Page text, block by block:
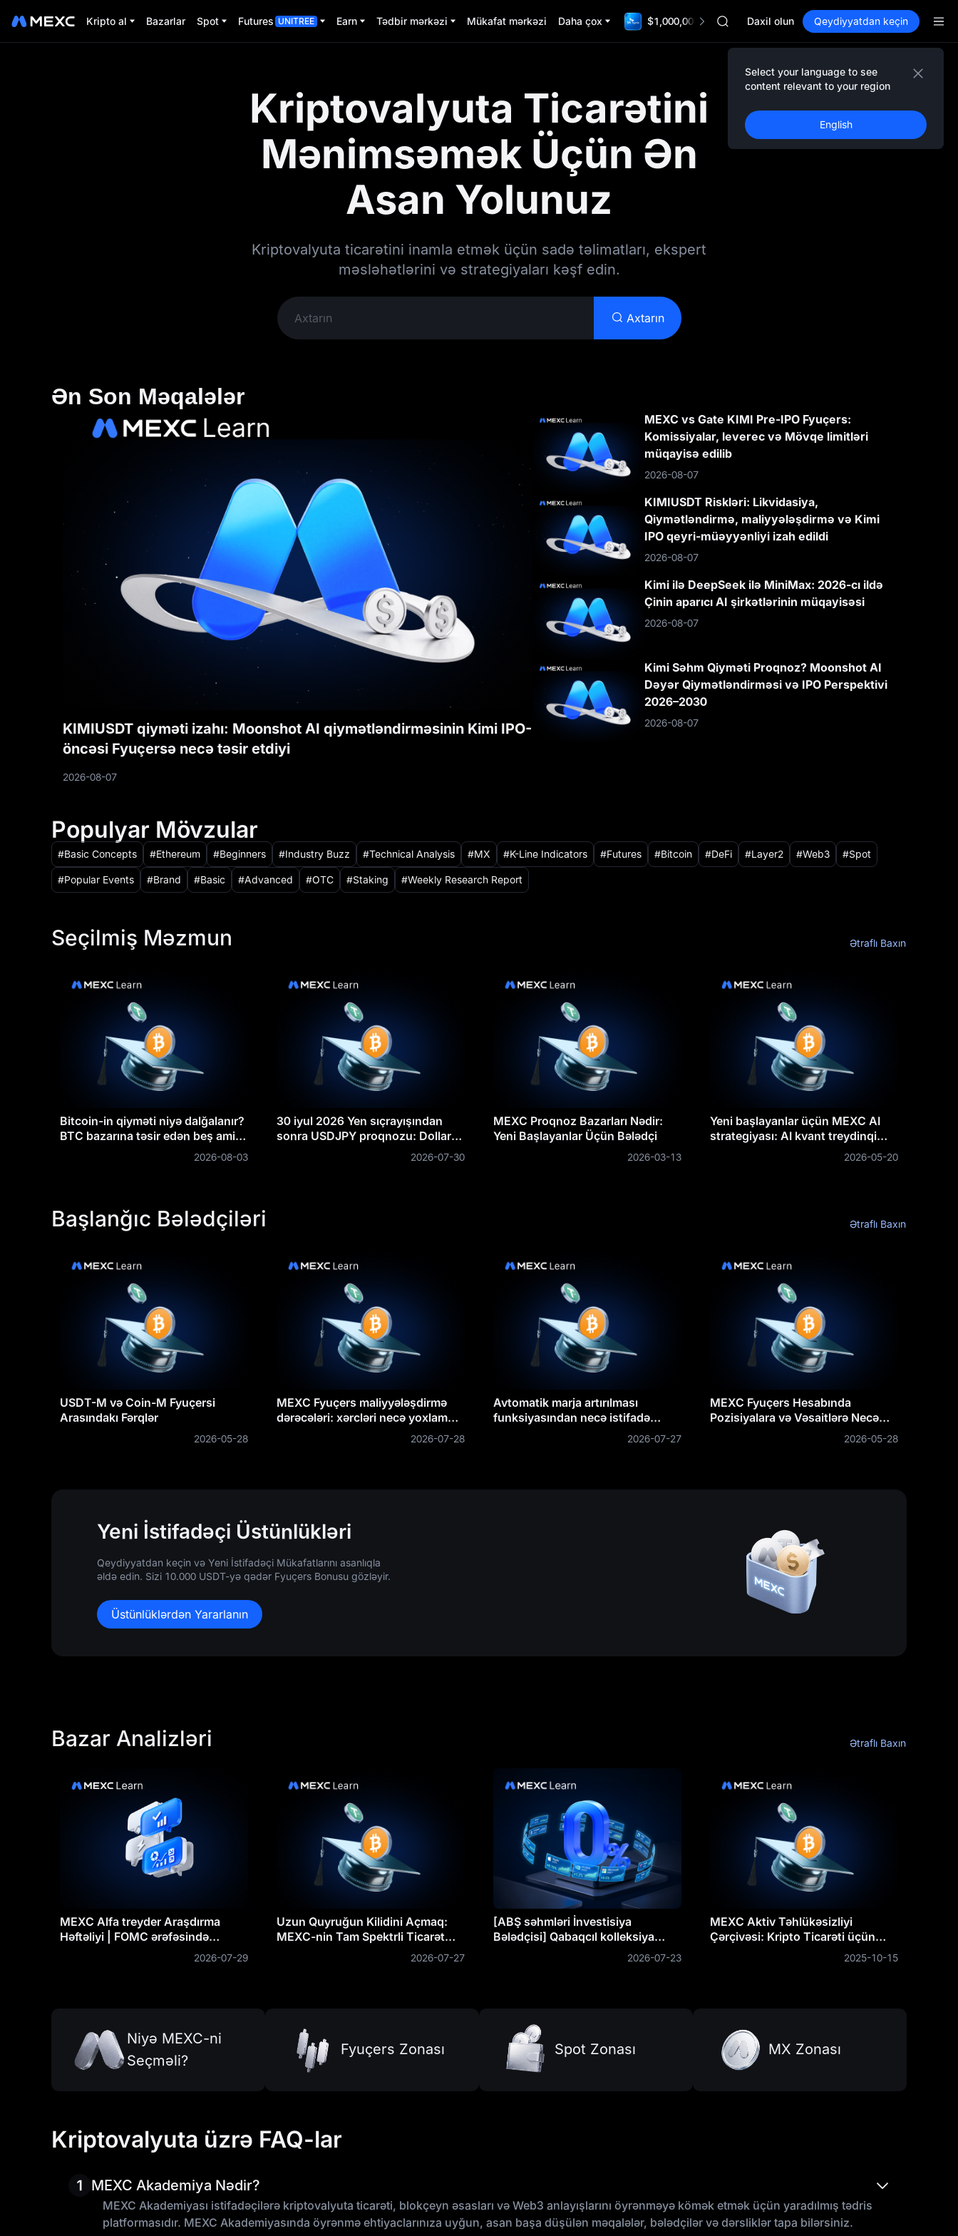
Kripto al Bazarlar Spot Futures UNITREE Earn Tədbir mərkəzi Mükafat mərkəzi Daha çox $1,000,000 TradFi Gala
AAOI
UNITREE
Unitree Future Now Live
UNITREE STAR Market Subscription on Aug 10
SKYAI
ACE
AAOI
Daxil olun Qeydiyyatdan keçin
Select your language to see
content relevant to your region
English
Kriptovalyuta Ticarətini
Mənimsəmək Üçün Ən
Asan Yolunuz
Kriptovalyuta ticarətini inamla etmək üçün sadə təlimatları, ekspert
məsləhətlərini və strategiyaları kəşf edin.
Axtarın
Ən Son Məqalələr
KIMIUSDT qiyməti izahı: Moonshot AI qiymətləndirməsinin Kimi IPO-
öncəsi Fyuçersə necə təsir etdiyi
2026-08-07
MEXC vs Gate KIMI Pre-IPO Fyuçers:
Komissiyalar, leverec və Mövqe limitləri
müqayisə edilib
2026-08-07
KIMIUSDT Riskləri: Likvidasiya,
Qiymətləndirmə, maliyyələşdirmə və Kimi
IPO qeyri-müəyyənliyi izah edildi
2026-08-07
Kimi ilə DeepSeek ilə MiniMax: 2026-cı ildə
Çinin aparıcı AI şirkətlərinin müqayisəsi
2026-08-07
Kimi Səhm Qiyməti Proqnoz? Moonshot AI
Dəyər Qiymətləndirməsi və IPO Perspektivi
2026–2030
2026-08-07
Populyar Mövzular
Basic Concepts Ethereum Beginners Industry Buzz Technical Analysis MX K-Line Indicators Futures Bitcoin DeFi Layer2 Web3 Spot
Popular Events Brand Basic Advanced OTC Staking Weekly Research Report
Seçilmiş Məzmun Ətraflı Baxın
Bitcoin-in qiyməti niyə dalğalanır?
BTC bazarına təsir edən beş amilin
2026-08-03
30 iyul 2026 Yen sıçrayışından
sonra USDJPY proqnozu: Dollar
niyə düşdü və bundan sonra nə
2026-07-30
MEXC Proqnoz Bazarları Nədir:
Yeni Başlayanlar Üçün Bələdçi
2026-03-13
Yeni başlayanlar üçün MEXC AI
strategiyası: AI kvant treydinqi
2026-05-20
Başlanğıc Bələdçiləri Ətraflı Baxın
USDT-M və Coin-M Fyuçersi
Arasındakı Fərqlər
2026-05-28
MEXC Fyuçers maliyyələşdirmə
dərəcələri: xərcləri necə yoxlamaq,
hesablamaq & optimallaşdırmaq
2026-07-28
Avtomatik marja artırılması
funksiyasından necə istifadə
2026-07-27
MEXC Fyuçers Hesabında
Pozisiyalara və Vəsaitlərə Necə
2026-05-28
Yeni İstifadəçi Üstünlükləri
Qeydiyyatdan keçin və Yeni İstifadəçi Mükafatlarını asanlıqla
əldə edin. Sizi 10.000 USDT-yə qədər Fyuçers Bonusu gözləyir.
Üstünlüklərdən Yararlanın
Bazar Analizləri Ətraflı Baxın
MEXC Alfa treyder Araşdırma
Həftəliyi | FOMC ərəfəsində
Buğalar və Ayılar toqquşur: BTC-
nin $63K kritik dəstəyi qızıl alış
2026-07-29
Uzun Quyruğun Kilidini Açmaq:
MEXC-nin Tam Spektrli Ticarət
2026-07-27
[ABŞ səhmləri İnvestisiya
Bələdçisi] Qabaqcıl kolleksiya
yeniləndi: Tokenləşdirilmiş
səhmlər və ticarət qaydaları
2026-07-23
MEXC Aktiv Təhlükəsizliyi
Çərçivəsi: Kripto Ticarəti üçün
Etibarlı və Dayanıqlı Təhlükəsizlik
2025-10-15
Niyə MEXC-ni
Seçməli?
Fyuçers Zonası Spot Zonası MX Zonası
Kriptovalyuta üzrə FAQ-lar
1 MEXC Akademiya Nədir?
MEXC Akademiyası istifadəçilərə kriptovalyuta ticarəti, blokçeyn əsasları və Web3 anlayışlarını öyrənməyə kömək etmək üçün yaradılmış tədris
platformasıdır. MEXC Akademiyasında öyrənmə ehtiyaclarınıza uyğun, asan başa düşülən məqalələr, bələdçilər və dərsliklər tapa bilərsiniz.